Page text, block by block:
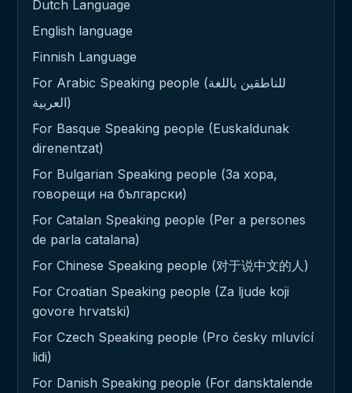
Dutch Language
English language
Finnish Language
For Arabic Speaking people (للناطقين باللغة
العربية)
For Basque Speaking people (Euskaldunak
direnentzat)
For Bulgarian Speaking people (За хора,
говорещи на български)
For Catalan Speaking people (Per a persones
de parla catalana)
For Chinese Speaking people (对于说中文的人)
For Croatian Speaking people (Za ljude koji
govore hrvatski)
For Czech Speaking people (Pro česky mluvící
lidi)
For Danish Speaking people (For dansktalende